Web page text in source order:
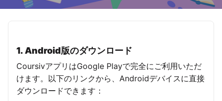
1. Android版のダウンロード
CoursivアプリはGoogle Playで完全にご利用いただ
けます。以下のリンクから、Androidデバイスに直接
ダウンロードできます：